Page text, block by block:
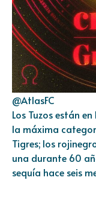
@AtlasFC
Los Tuzos están
la máxima
Tigres; los
una durante 60
sequía hace seis